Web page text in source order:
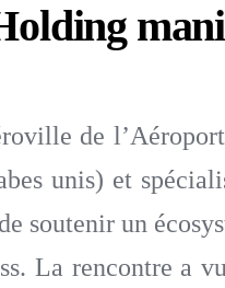
de
unis) et
soutenir un
La rencontre a